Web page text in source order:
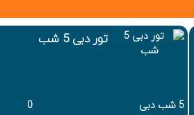
تور دبی 5 شب
0 5 شب دبی